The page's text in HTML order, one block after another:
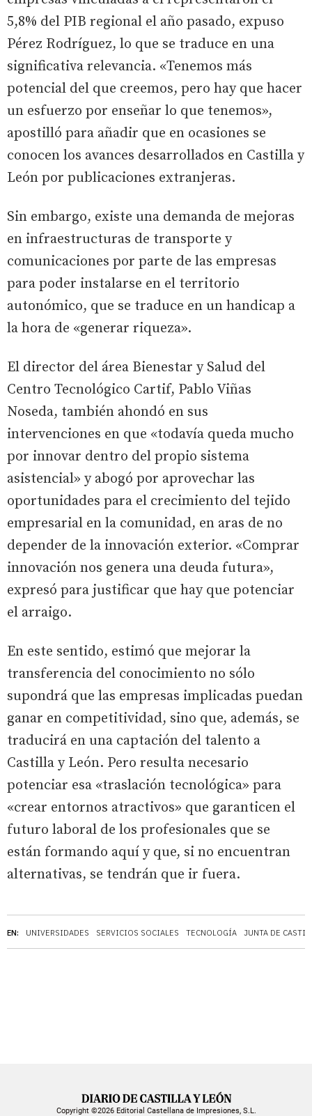
EN: UNIVERSIDADES SERVICIOS SOCIALES TECNOLOGÍA JUNTA DE
5,8% del PIB regional el año pasado, expuso
Pérez Rodríguez, lo que se traduce en una
significativa relevancia. «Tenemos más
potencial del que creemos, pero hay que hacer
un esfuerzo por enseñar lo que tenemos»,
apostilló para añadir que en ocasiones se
conocen los avances desarrollados en Castilla y
León por publicaciones extranjeras.
Sin embargo, existe una demanda de mejoras
en infraestructuras de transporte y
comunicaciones por parte de las empresas
para poder instalarse en el territorio
autonómico, que se traduce en un handicap a
la hora de «generar riqueza».
El director del área Bienestar y Salud del
Centro Tecnológico Cartif, Pablo Viñas
Noseda, también ahondó en sus
intervenciones en que «todavía queda mucho
por innovar dentro del propio sistema
asistencial» y abogó por aprovechar las
oportunidades para el crecimiento del tejido
empresarial en la comunidad, en aras de no
depender de la innovación exterior. «Comprar
innovación nos genera una deuda futura»,
expresó para justificar que hay que potenciar
el arraigo.
En este sentido, estimó que mejorar la
transferencia del conocimiento no sólo
supondrá que las empresas implicadas puedan
ganar en competitividad, sino que, además, se
traducirá en una captación del talento a
Castilla y León. Pero resulta necesario
potenciar esa «traslación tecnológica» para
«crear entornos atractivos» que garanticen el
futuro laboral de los profesionales que se
están formando aquí y que, si no encuentran
alternativas, se tendrán que ir fuera.
Copyright ©2026 Editorial Castellana de Impresiones, S.L.